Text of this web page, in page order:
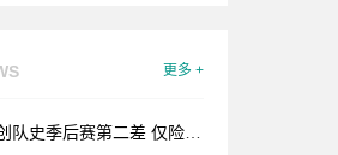
更多 +
后赛第二差 仅险胜三年前耻辱一战